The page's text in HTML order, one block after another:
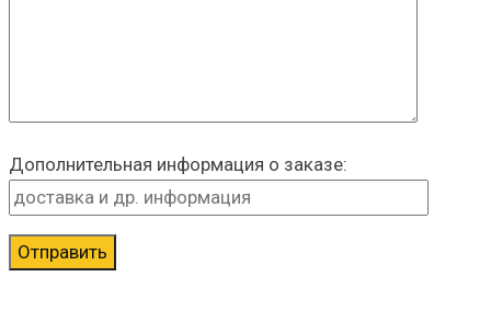
Дополнительная информация о заказе: